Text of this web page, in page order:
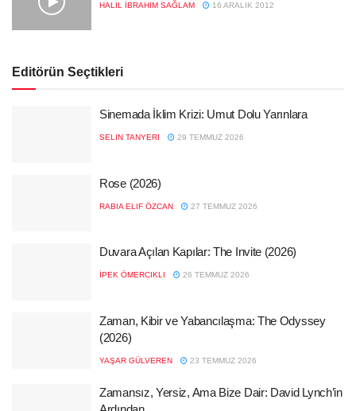
HALIL İBRAHIM SAĞLAM 16 ARALIK 2012
Editörün Seçtikleri
Sinemada İklim Krizi: Umut Dolu Yarınlara
SELIN TANYERI 29 TEMMUZ 2026
Rose (2026)
RABIA ELIF ÖZCAN 27 TEMMUZ 2026
Duvara Açılan Kapılar: The Invite (2026)
İPEK ÖMERCIKLI 26 TEMMUZ 2026
Zaman, Kibir ve Yabancılaşma: The Odyssey
(2026)
YAŞAR GÜLVEREN 23 TEMMUZ 2026
Zamansız, Yersiz, Ama Bize Dair: David Lynch’in